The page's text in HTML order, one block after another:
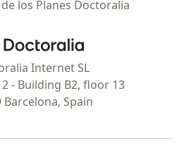
los Planes Doctoralia
Doctoralia - Página de inicio
Internet SL
2 - Building B2, floor 13
Barcelona, Spain